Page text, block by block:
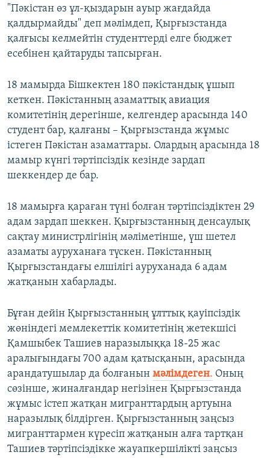
"Пәкістан өз ұл-қыздарын ауыр жағдайда
қалдырмайды" деп мәлімдеп, Қырғызстанда
қалғысы келмейтін студенттерді елге бюджет
есебінен қайтаруды тапсырған.
18 мамырда Бішкектен 180 пәкістандық ұшып
кеткен. Пәкістанның азаматтық авиация
комитетінің дерегінше, келгендер арасында 140
студент бар, қалғаны – Қырғызстанда жұмыс
істеген Пәкістан азаматтары. Олардың арасында 18
мамыр күнгі тәртіпсіздік кезінде зардап
шеккендер де бар.
18 мамырға қараған түні болған тәртіпсіздіктен 29
адам зардап шеккен. Қырғызстанның денсаулық
сақтау министрлігінің мәліметінше, үш шетел
азаматы ауруханаға түскен. Пәкістанның
Қырғызстандағы елшілігі ауруханада 6 адам
жатқанын хабарлады.
Бұған дейін Қырғызстанның ұлттық қауіпсіздік
жөніндегі мемлекеттік комитетінің жетекшісі
Қамшыбек Ташиев наразылыққа 18-25 жас
аралығындағы 700 адам қатысқанын, арасында
арандатушылар да болғанын мәлімдеген. Оның
сөзінше, жиналғандар негізінен Қырғызстанда
жұмыс істеп жатқан мигранттардың артуына
наразылық білдірген. Қырғызстанның заңсыз
мигранттармен күресіп жатқанын алға тартқан
Ташиев тәртіпсіздікке жауапкершілікті заңсыз